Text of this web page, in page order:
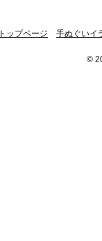
トップページ 手ぬぐいイ
©